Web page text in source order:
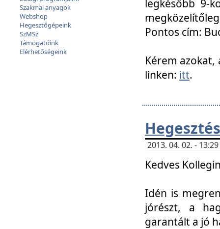
Szakmai anyagok
Webshop
Hegesztőgépeink
SzMSz
Támogatóink
Elérhetőségeink
legkésőbb 9-
Pontos cím:
Kérem azokat,
linken: itt.
2013. 04. 02. -
Kedves
Idén is
jórészt, a
garantált a jó